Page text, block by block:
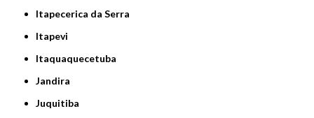
Itapecerica da Serra
Itapevi
Itaquaquecetuba
Jandira
Juquitiba